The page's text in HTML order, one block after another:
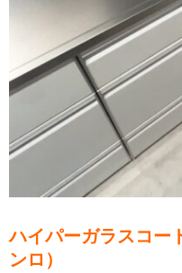
ハイパーガラスコー
ンロ）